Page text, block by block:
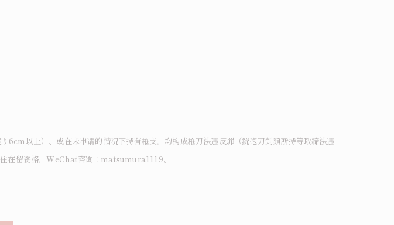
6cm以上）、或在未申请的情况下持有枪支，均构成枪刀法违反罪（銃砲刀剣類所持等取締法违
在留资格，WeChat咨询：matsumura1119。